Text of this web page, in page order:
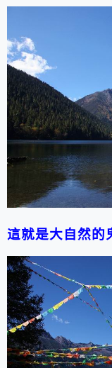
這就是大自然的